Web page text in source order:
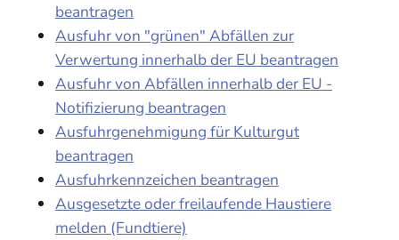
beantragen
Ausfuhr von "grünen" Abfällen zur
Verwertung innerhalb der EU beantragen
Ausfuhr von Abfällen innerhalb der EU -
Notifizierung beantragen
Ausfuhrgenehmigung für Kulturgut
beantragen
Ausfuhrkennzeichen beantragen
Ausgesetzte oder freilaufende Haustiere
melden (Fundtiere)